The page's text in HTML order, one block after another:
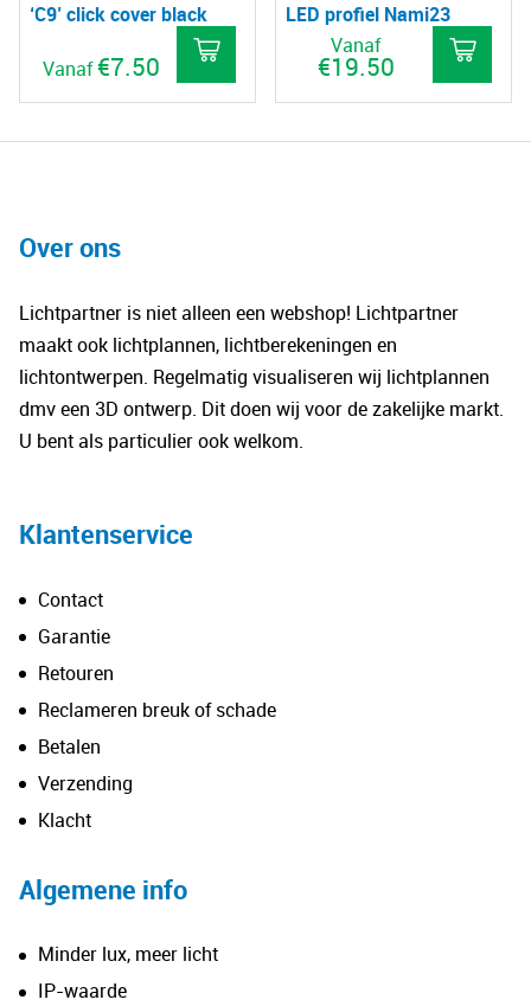
worden
‘C9’ click cover black
Vanaf€7.50
Dit
product
worden
LED profiel Nami23
Vanaf
€19.50
Dit
Over ons
Lichtpartner is niet alleen een webshop! Lichtpartner
maakt ook lichtplannen, lichtberekeningen en
lichtontwerpen. Regelmatig visualiseren wij lichtplannen
dmv een 3D ontwerp. Dit doen wij voor de zakelijke markt.
U bent als particulier ook welkom.
Klantenservice
Contact
Garantie
Retouren
Reclameren breuk of schade
Betalen
Verzending
Klacht
Algemene info
Minder lux, meer licht
IP-waarde